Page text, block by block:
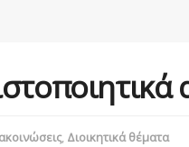
, Διοικητικά θέματα